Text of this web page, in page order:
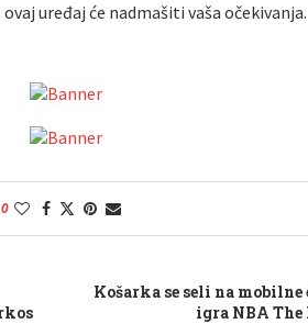
uređaj će nadmašiti vaša očekivanja.
0
Košarka se seli na
igra NBA The